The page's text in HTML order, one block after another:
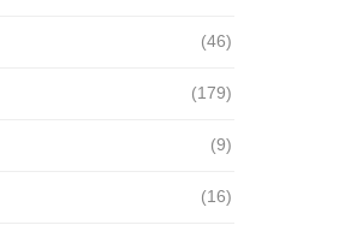
(46)
(179)
(9)
(16)